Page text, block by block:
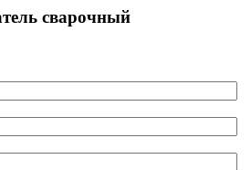
сварочный